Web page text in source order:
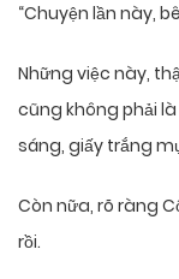
“Chuyện lần này,
Những việc này,
cũng không phải
sáng, giấy trắng
Còn nữa, rõ ràng
rồi.